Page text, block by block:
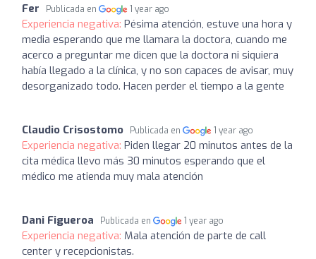
Fer Publicada en 1 year ago
Experiencia negativa: Pésima atención, estuve una hora y
media esperando que me llamara la doctora, cuando me
acerco a preguntar me dicen que la doctora ni siquiera
había llegado a la clínica, y no son capaces de avisar, muy
desorganizado todo. Hacen perder el tiempo a la gente
Claudio Crisostomo Publicada en 1 year ago
Experiencia negativa: Piden llegar 20 minutos antes de la
cita médica llevo más 30 minutos esperando que el
médico me atienda muy mala atención
Dani Figueroa Publicada en 1 year ago
Experiencia negativa: Mala atención de parte de call
center y recepcionistas.